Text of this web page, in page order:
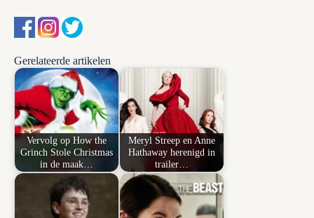
Gerelateerde artikelen
Vervolg op How the
Grinch Stole Christmas
in de maak…
Meryl Streep en Anne
Hathaway herenigd in
trailer…